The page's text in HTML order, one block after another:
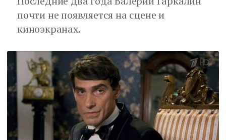
почти не появляется на сцене и
киноэкранах.